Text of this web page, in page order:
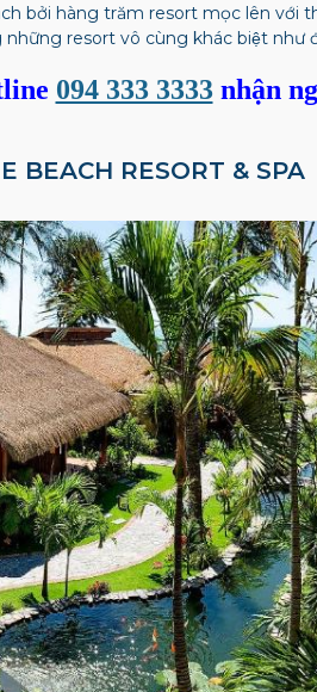
bởi hàng trăm resort mọc lên với
resort vô cùng khác biệt như
094 333 3333 nhận
BEACH RESORT & SPA